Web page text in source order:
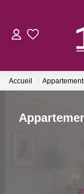
Accueil